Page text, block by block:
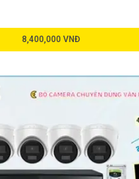
8,400,000 VNĐ